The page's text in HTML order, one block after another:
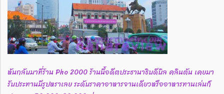
หันกลับมาที่ร้าน Pho 2000 ร้านนี้อดีตประธานาธิบดีบิล คลินตัน เคยมา
รับประทานมีรูปหราเลย ระดับราคาอาหารจานเดียวหรืออาหารทานเล่นก็